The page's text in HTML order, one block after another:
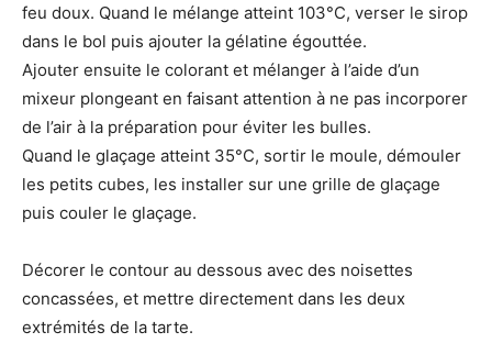
feu doux. Quand le mélange atteint 103°C, verser le sirop
dans le bol puis ajouter la gélatine égouttée.
Ajouter ensuite le colorant et mélanger à l’aide d’un
mixeur plongeant en faisant attention à ne pas incorporer
de l’air à la préparation pour éviter les bulles.
Quand le glaçage atteint 35°C, sortir le moule, démouler
les petits cubes, les installer sur une grille de glaçage
puis couler le glaçage.
Décorer le contour au dessous avec des noisettes
concassées, et mettre directement dans les deux
extrémités de la tarte.